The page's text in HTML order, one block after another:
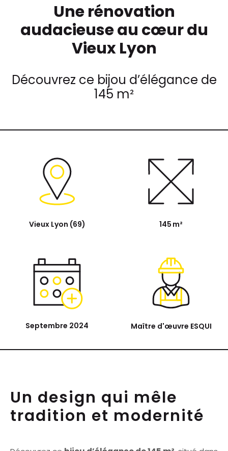
Une rénovation
audacieuse au cœur du
Vieux Lyon
Découvrez ce bijou d’élégance de
145 m²
Vieux Lyon (69) 145 m²
Septembre 2024 Maître d'œuvre ESQUI
Un design qui mêle
tradition et modernité